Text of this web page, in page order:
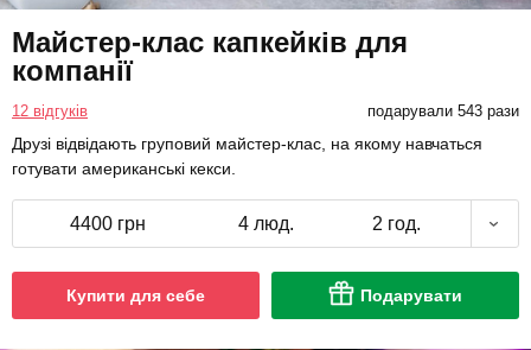
Майстер-клас капкейків для
компанії
12 відгуків подарували 543 рази
Друзі відвідають груповий майстер-клас, на якому навчаться
готувати американські кекси.
4400 грн 4 люд. 2 год.
Купити для себе Подарувати